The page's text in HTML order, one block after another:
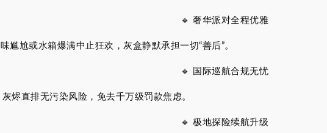
🔹 奢华派对全程优雅
尴尬或水箱爆满中止狂欢，灰盒静默承担一切“善后”。
🔹 国际巡航合规无忧
烬直排无污染风险，免去千万级罚款焦虑。
🔹 极地探险续航升级